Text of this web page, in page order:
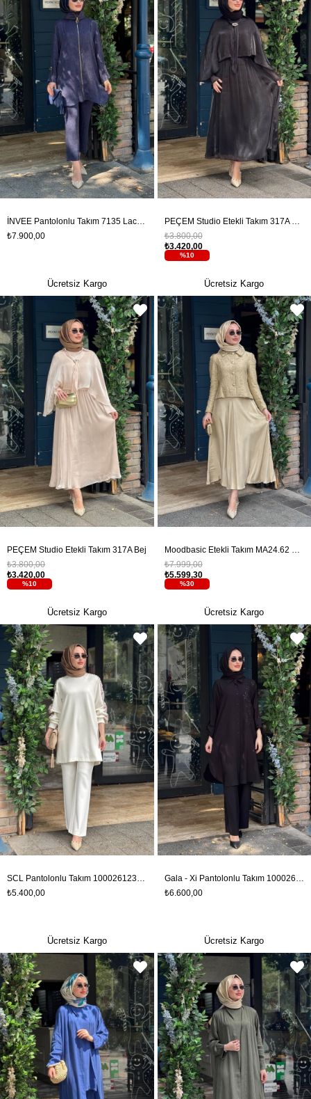
₺7.900,00
Ücretsiz Kargo
%10
₺3.420,00
₺3.800,00
Ücretsiz Kargo
PEÇEM Studio Etekli Takım 317A Bej
%10
₺3.420,00
₺3.800,00
Ücretsiz Kargo
Moodbasic Etekli Takım MA24.62 Dore
%30
₺5.599,30
₺7.999,00
Ücretsiz Kargo
SCL Pantolonlu Takım 10002612311008T Ekru
₺5.400,00
Ücretsiz Kargo
Gala - Xi Pantolonlu Takım 10002611214025T Siyah
₺6.600,00
Ücretsiz Kargo